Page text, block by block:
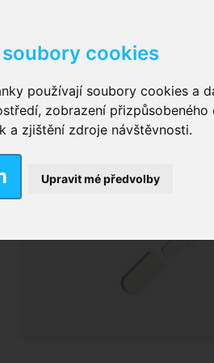
cookies
používají soubory cookies a
zobrazení
a zjištění zdroje návštěvnosti.
Upravit mé předvolby
kalhotky zalepovací ,
vložky pro muže
plavky,Dámské